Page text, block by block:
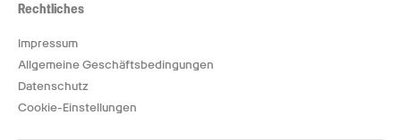
Rechtliches
Impressum
Allgemeine Geschäftsbedingungen
Datenschutz
Cookie-Einstellungen